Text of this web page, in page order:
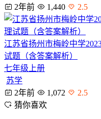
2年前
1,440 2.5
江苏省扬州市梅岭中学
试题（含答案解析）
七年级上册
苏学
2年前
1,072
2.5
猜你喜欢